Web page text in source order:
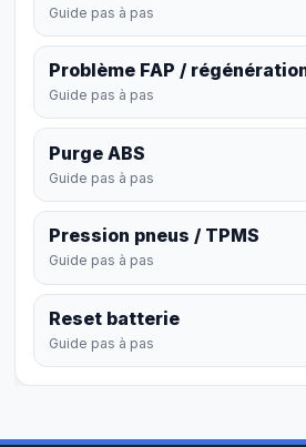
Guide pas à pas
Problème FAP /
Guide pas à pas
Purge ABS
Guide pas à pas
Pression pneus / TPMS
Guide pas à pas
Reset batterie
Guide pas à pas